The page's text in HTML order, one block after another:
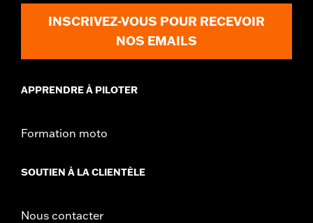
Matière:Aluminium coulé
Dans la boîte:Roue uniquement
Unité de mesure de taille de jante:Pouces
d.com/warrantyfor full details
visserie de montage des disques de freins. Voir la notice
modèle.
INSCRIVEZ-VOUS POUR RECEVOIR
NOS EMAILS
APPRENDRE À PILOTER
Formation moto
SOUTIEN À LA CLIENTÈLE
Nous contacter